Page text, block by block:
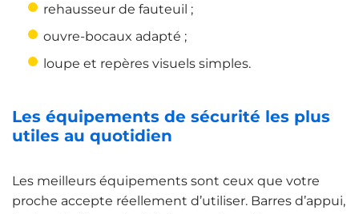
rehausseur de fauteuil ;
ouvre-bocaux adapté ;
loupe et repères visuels simples.
Les équipements de sécurité les plus
utiles au quotidien
Les meilleurs équipements sont ceux que votre
proche accepte réellement d’utiliser. Barres d’appui,